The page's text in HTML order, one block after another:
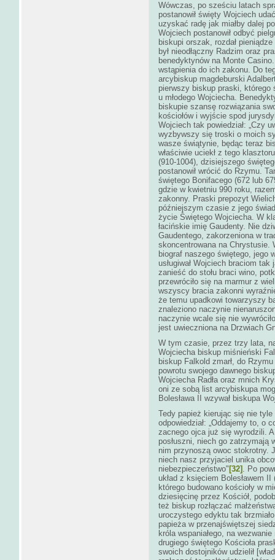
Wówczas, po sześciu latach
postanowił święty Wojciech
uzyskać radę jak miałby dalej
Wojciech postanowił odbyć
biskupi orszak, rozdał
był nieodłączny Radzim oraz
benedyktynów na Monte
wstąpienia do ich zakonu. Do
arcybiskup magdeburski
pierwszy biskup praski, którego
u młodego Wojciecha.
biskupie szansę rozwiązania
kościołów i wyjście spod
Wojciech tak powiedział: „Czy
wyzbywszy się troski o moich
wasze świątynie, będąc teraz
właściwie uciekł z tego
(910-1004), dzisiejszego
postanowił wrócić do Rzymu.
świętego Bonifacego (672 lub
gdzie w kwietniu 990 roku,
zakonny. Praski prepozyt
późniejszym czasie z jego
życie Świętego Wojciecha. W
łacińskie imię Gaudenty. Nie
Gaudentego, zakorzeniona w
skoncentrowana na Chrystusie.
biograf naszego świętego, jego
usługiwał Wojciech braciom tak
zanieść do stołu braci wino,
przewróciło się na marmur z
wszyscy bracia zakonni
że temu upadkowi towarzyszy
znaleziono naczynie
naczynie wcale się nie wywróciło
jest uwieczniona na Drzwiach
W tym czasie, przez trzy lata,
Wojciecha biskup miśnieński
biskup Falkold zmarł, do
powrotu swojego dawnego
Wojciecha Radła oraz mnich
oni ze sobą list arcybiskupa
Bolesława II wzywał biskupa
Tedy papież kierując się nie
odpowiedział: „Oddajemy to, o
zacnego ojca już się wyrodzili.
posłuszni, niech go zatrzymają
nim przynoszą owoc stokrotny.
niech nasz przyjaciel unika
niebezpieczeństwo" [32] . Po
układ z księciem Bolesławem
którego budowano kościoły w
dziesięcinę przez Kościół,
też biskup rozłączać
uroczystego edyktu tak
papieża w przenajświętszej
króla wspaniałego, na
drugiego świętego Kościoła
swoich dostojników udzielił